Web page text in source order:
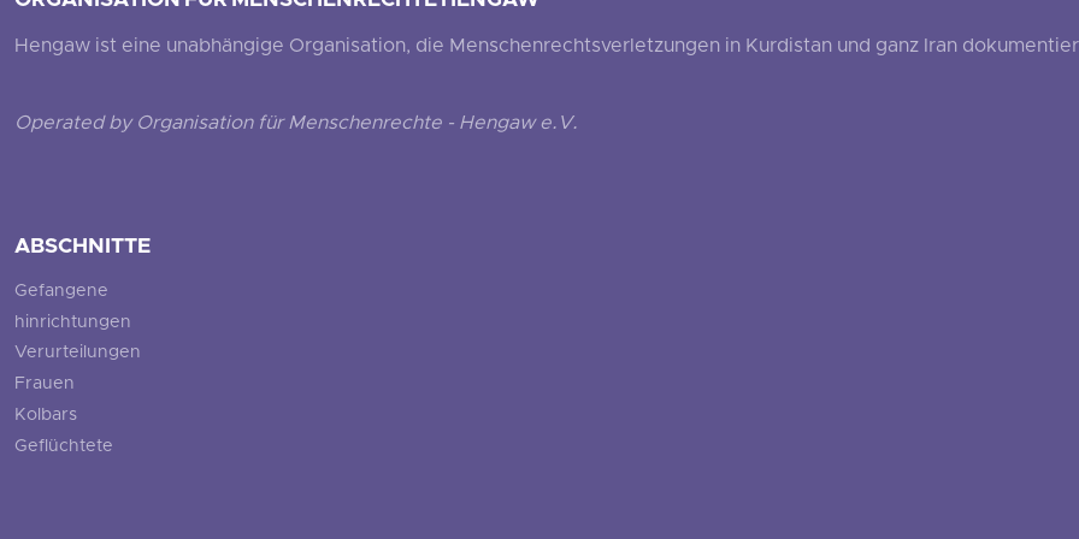
Hengaw ist eine unabhängige Organisation, die Menschenrechtsverletzungen in Kurdistan und ganz Iran
Operated by Organisation für Menschenrechte - Hengaw e.V.
ABSCHNITTE
Gefangene
hinrichtungen
Verurteilungen
Frauen
Kolbars
Geflüchtete